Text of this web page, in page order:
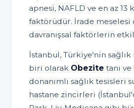
apnesi, NAFLD ve en az
faktörüdür. İrade meselesi
davranışsal faktörlerin
İstanbul, Türkiye'nin
biri olarak Obezite tanı
donanımlı sağlık tesisleri
hastane zincirleri